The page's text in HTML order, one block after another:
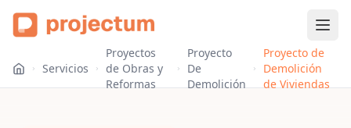
Servicios
Proyectos
de Obras y
Reformas
Proyecto
De
Demolición
Proyecto de
Demolición
de Viviendas